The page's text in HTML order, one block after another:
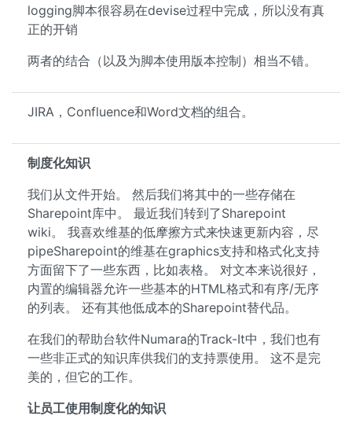
logging脚本很容易在devise过程中完成，所以没有真
正的开销
两者的结合（以及为脚本使用版本控制）相当不错。
JIRA，Confluence和Word文档的组合。
制度化知识
我们从文件开始。 然后我们将其中的一些存储在
Sharepoint库中。 最近我们转到了Sharepoint
wiki。 我喜欢维基的低摩擦方式来快速更新内容，尽
pipeSharepoint的维基在graphics支持和格式化支持
方面留下了一些东西，比如表格。 对文本来说很好，
内置的编辑器允许一些基本的HTML格式和有序/无序
的列表。 还有其他低成本的Sharepoint替代品。
在我们的帮助台软件Numara的Track-It中，我们也有
一些非正式的知识库供我们的支持票使用。 这不是完
美的，但它的工作。
让员工使用制度化的知识